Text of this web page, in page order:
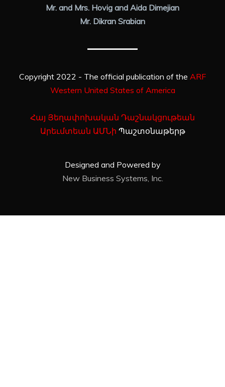
Mr. and Mrs. Hovig and Aida Dimejian
Mr. Dikran Srabian
Copyright 2022 - The official publication of the ARF
Western United States of America
Հայ Յեղափոխական Դաշնակցութեան
Արեւմտեան ԱՄՆի Պաշտօնաթերթ
Designed and Powered by
New Business Systems, Inc.